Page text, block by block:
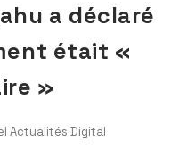
a déclaré
était «
»
Actualités Digital